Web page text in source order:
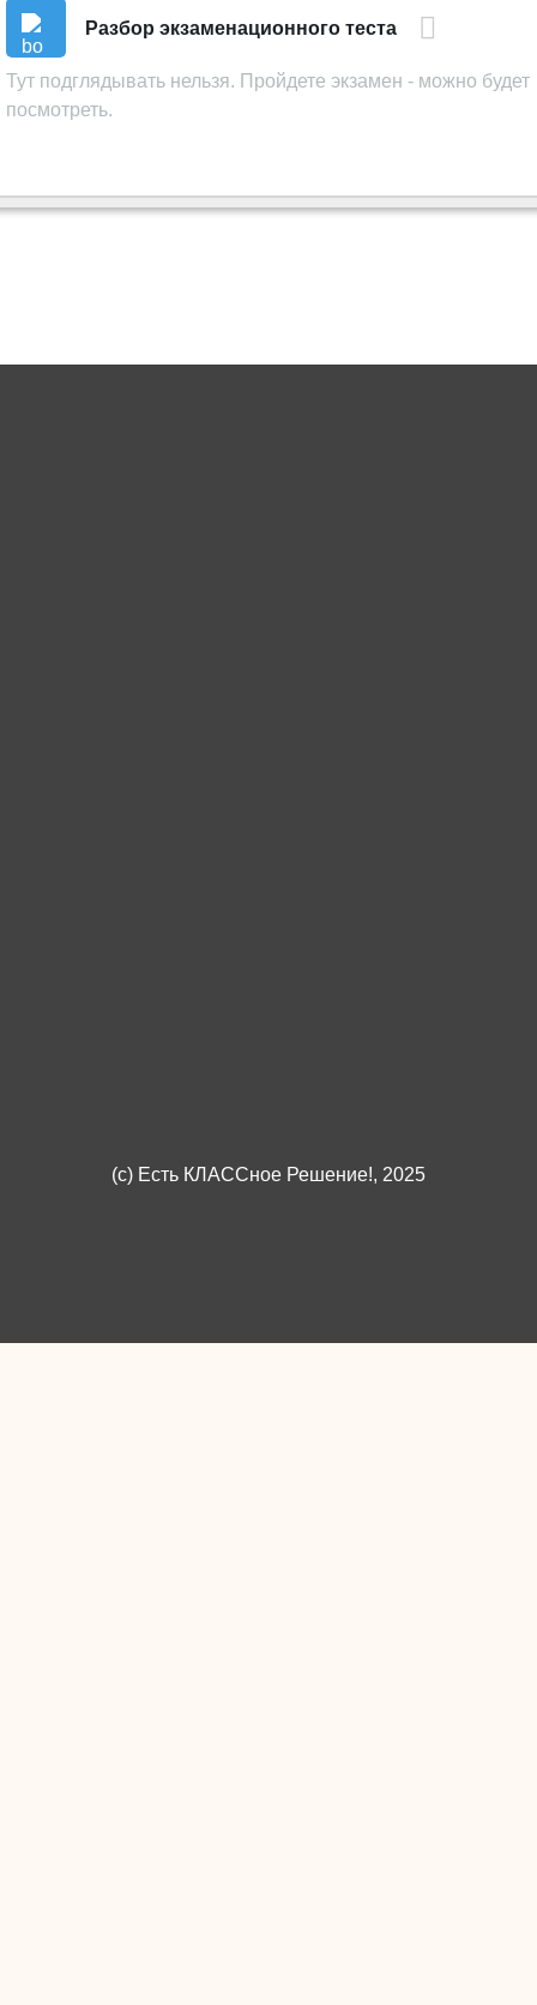
Разбор экзаменационного теста
Тут подглядывать нельзя. Пройдете экзамен - можно будет
посмотреть.
(c) Есть КЛАССное Решение!, 2025